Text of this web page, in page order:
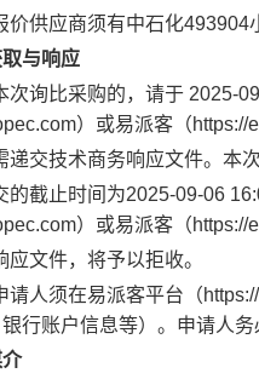
价供应商须有中石化493904
与响应
次询比采购的，请于 2025-
）或易派客（
递交技术商务响应文件。本
的截止时间为2025-09-06
）或易派客（
文件，将予以拒收。
请人须在易派客平台（
行账户信息等）。申请人